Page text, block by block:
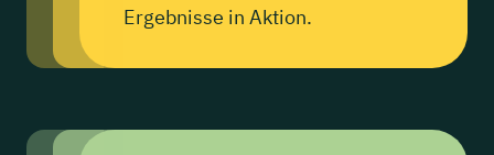
Ergebnisse in Aktion.